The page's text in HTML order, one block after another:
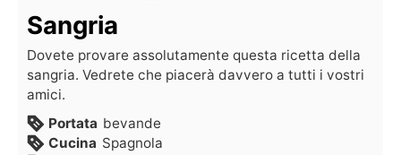
Sangria
Dovete provare assolutamente questa ricetta della
sangria. Vedrete che piacerà davvero a tutti i vostri
amici.
Portata bevande
Cucina Spagnola